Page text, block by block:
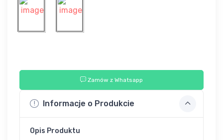
Zamów z Whatsapp
Informacje o Produkcie
Opis Produktu